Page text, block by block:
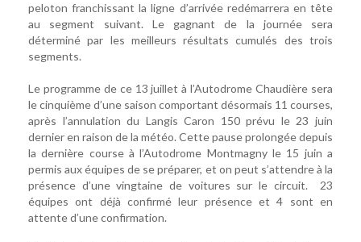
peloton franchissant la ligne d’arrivée redémarrera en tête
au segment suivant. Le gagnant de la journée sera
déterminé par les meilleurs résultats cumulés des trois
segments.
Le programme de ce 13 juillet à l’Autodrome Chaudière sera
le cinquième d’une saison comportant désormais 11 courses,
après l’annulation du Langis Caron 150 prévu le 23 juin
dernier en raison de la météo. Cette pause prolongée depuis
la dernière course à l’Autodrome Montmagny le 15 juin a
permis aux équipes de se préparer, et on peut s’attendre à la
présence d’une vingtaine de voitures sur le circuit. 23
équipes ont déjà confirmé leur présence et 4 sont en
attente d’une confirmation.